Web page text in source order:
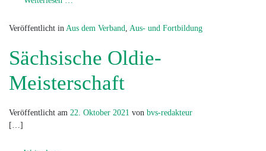
Veröffentlicht in Aus dem Verband Aus- und Fortbildung
Sächsische Oldie-
Meisterschaft
Veröffentlicht am 22. Oktober 2021 von bvs-redakteur
[…]